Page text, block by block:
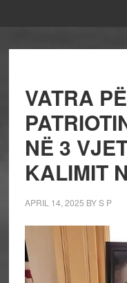
VATRA
NË 3
KALIMIT
APRIL 14, 2025 BYS P